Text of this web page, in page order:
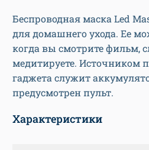
Беспроводная маска Led
для домашнего ухода. Ее
когда вы смотрите фильм,
медитируете. Источником
гаджета служит
предусмотрен пульт.
Характеристики